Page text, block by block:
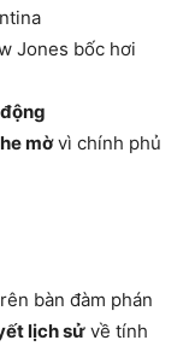
Jones bốc hơi
mờvì chính phủ
bàn đàm phán
lịch sử về tính